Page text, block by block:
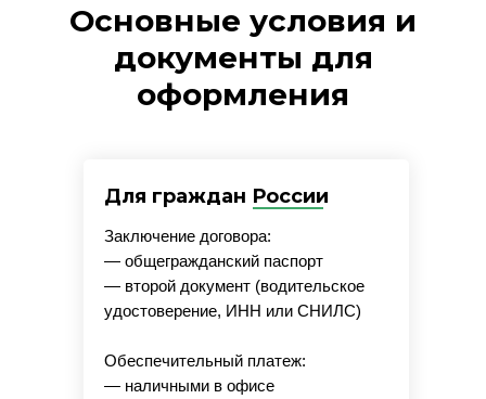
Основные условия и
документы для
оформления
Для граждан России
Заключение договора:
— общегражданский паспорт
— второй документ (водительское
удостоверение, ИНН или СНИЛС)
Обеспечительный платеж:
— наличными в офисе